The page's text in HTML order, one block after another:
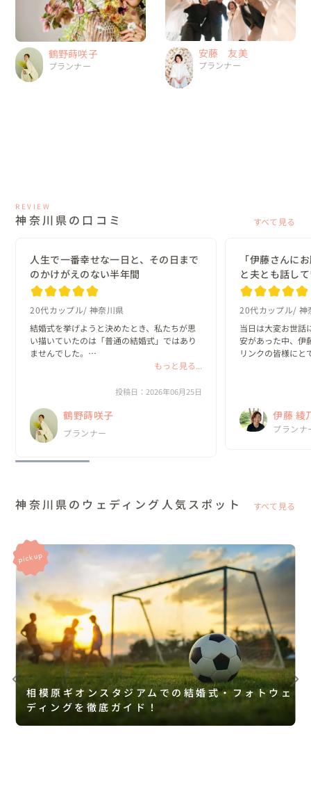
鶴野蒔咲子
プランナー
安藤 友美
プランナー
REVIEW
神奈川県の口コミ すべて見る
人生で一番幸せな一日と、その日まで
のかけがえのない半年間
20代カップル 神奈川県
結婚式を挙げようと決めたとき、私たちが思
い描いていたのは「普通の結婚式」ではあり
ませんでした。
私たちらしいオリジナルな世界観があるこ
そして、自分たちの想いを一つひとつ形にで
きること。
もっと見る...
投稿日：2026年06月25日
鶴野蒔咲子
プランナー
「伊藤さんに
と夫とも話し
20代カップル 神
当日は大変お世話
安があった中、伊
リンクの皆様にと
も話していまし
これから無事に出
伊藤 綾
No.1！
プランナ
神奈川県のウェディング人気スポット すべて見る
相模原ギオンスタジアムでの結婚式・フォトウェ
ディングを徹底ガイド！